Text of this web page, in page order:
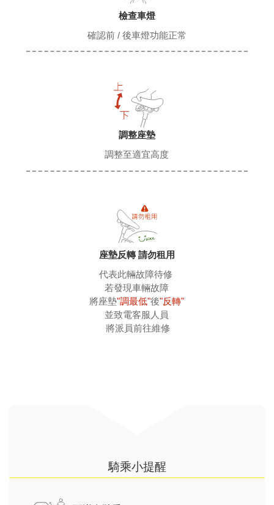
檢查車燈
確認前 / 後車燈功能正常
調整座墊
調整至適宜高度
座墊反轉 請勿租用
代表此輛故障待修
若發現車輛故障
將座墊"調最低"後"反轉"
並致電客服人員
將派員前往維修
騎乘小提醒